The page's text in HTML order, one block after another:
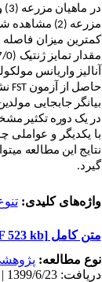
در ماهیان مزرعه (3) و کمترین تعداد آلل واقعی (01/0
آنالیز واریانس
حاصل از آزمونFST
بیانگر جابجایی
در یک دوره­ تکثیر
با یکدیگر و
نتایج این مطالعه
گیرد.
واژه‌های کلیدی:
متن کامل[PDF 523 kb]
نوع مطالعه:
دریافت: 1399/6/23 | پذیرش: 1401/8/10 | انتشار: 1401/8/10